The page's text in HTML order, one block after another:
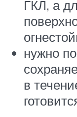
ГКЛ, а
нужно
в